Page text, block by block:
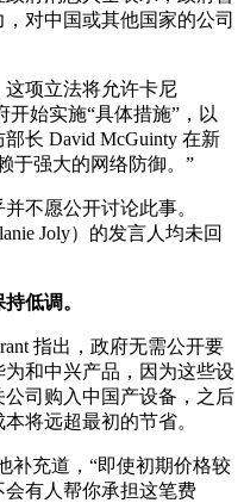
对中国或其他国家的公司
项立法将允许卡尼
开始实施“具体措施”，以
长 David McGuinty 在新
于强大的网络防御。”
不愿公开讨论此事。
Joly）的发言人均未回
低调。
指出，政府无需公开要
和中兴产品，因为这些设
司购入中国产设备，之后
将远超最初的节省。
补充道，“即使初期价格较
有人帮你承担这笔费